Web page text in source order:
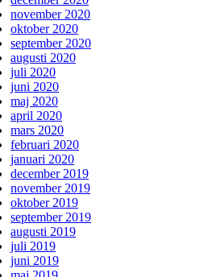
november 2020
oktober 2020
september 2020
augusti 2020
juli 2020
juni 2020
maj 2020
april 2020
mars 2020
februari 2020
januari 2020
december 2019
november 2019
oktober 2019
september 2019
augusti 2019
juli 2019
juni 2019